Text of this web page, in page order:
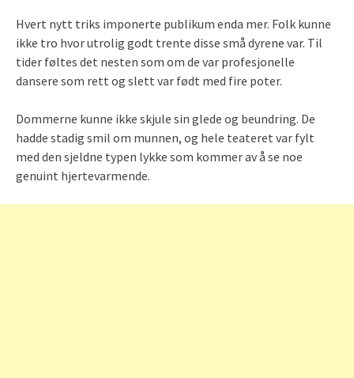
Hvert nytt triks imponerte publikum enda mer. Folk kunne
ikke tro hvor utrolig godt trente disse små dyrene var. Til
tider føltes det nesten som om de var profesjonelle
dansere som rett og slett var født med fire poter.
Dommerne kunne ikke skjule sin glede og beundring. De
hadde stadig smil om munnen, og hele teateret var fylt
med den sjeldne typen lykke som kommer av å se noe
genuint hjertevarmende.